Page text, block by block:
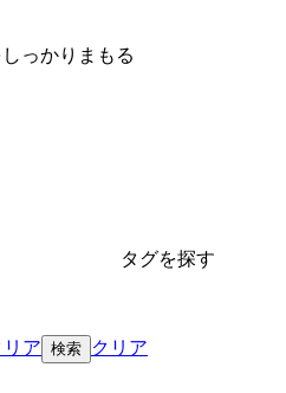
っかりまもる
タグを探す
リア クリア